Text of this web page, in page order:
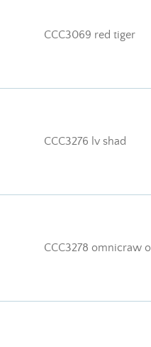
CCC3069 red tiger
CCC3276 lv shad
CCC3278 omnicraw